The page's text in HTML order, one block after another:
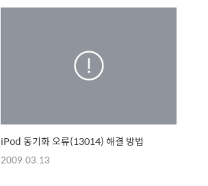
iPod 동기화 오류(13014) 해결 방법
2009.03.13